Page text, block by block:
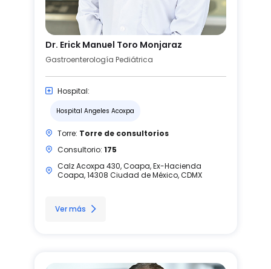
Dr. Erick Manuel Toro Monjaraz
Gastroenterología Pediátrica
Hospital:
Hospital Angeles Acoxpa
Torre: Torre de consultorios
Consultorio: 175
Calz Acoxpa 430, Coapa, Ex-Hacienda
Coapa, 14308 Ciudad de México, CDMX
Ver más